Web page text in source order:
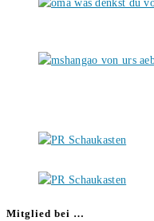
Mitglied bei …